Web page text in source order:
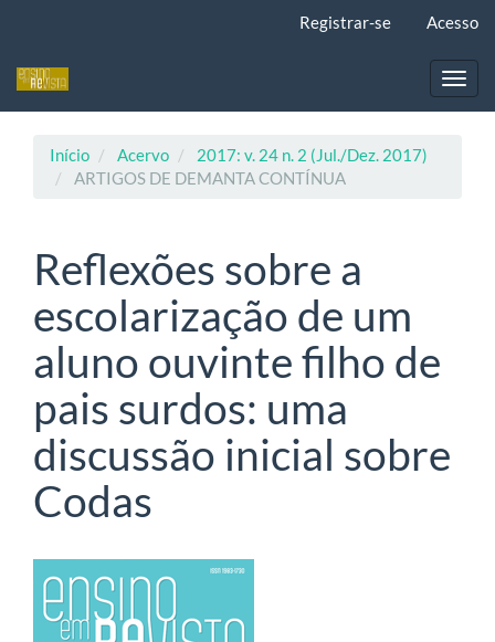
principal
Registrar-se Acesso
Início Acervo
2017: v. 24 n. 2 (Jul./Dez. 2017)
ARTIGOS DE DEMANTA CONTÍNUA
Reflexões sobre a
escolarização de um
aluno ouvinte filho de
pais surdos: uma
discussão inicial sobre
Codas
Barra
lateral